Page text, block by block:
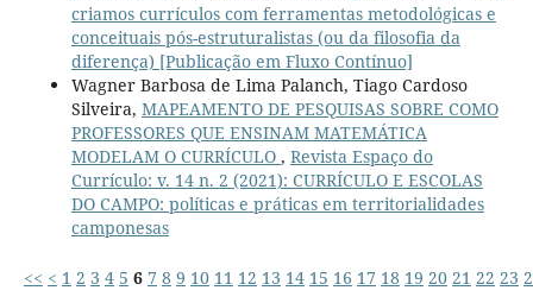
criamos currículos com ferramentas metodológicas e
conceituais pós-estruturalistas (ou da filosofia da
diferença) [Publicação em Fluxo Contínuo]
Wagner Barbosa de Lima Palanch, Tiago Cardoso
Silveira, MAPEAMENTO DE PESQUISAS SOBRE COMO
PROFESSORES QUE ENSINAM MATEMÁTICA
MODELAM O CURRÍCULO , Revista Espaço do
Currículo: v. 14 n. 2 (2021): CURRÍCULO E ESCOLAS
DO CAMPO: políticas e práticas em territorialidades
camponesas
<< < 1 2 3 4 5 6 7 8 9 10 11 12 13 14 15 16 17 18 19 20 21 22 23